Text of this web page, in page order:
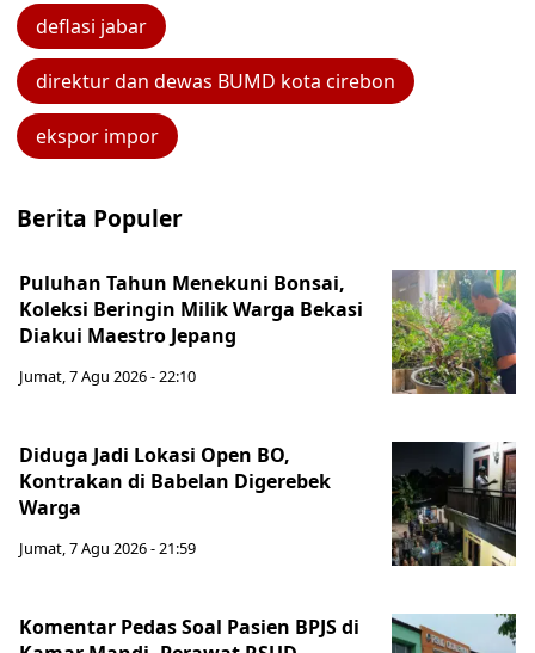
deflasi jabar
direktur dan dewas BUMD kota cirebon
ekspor impor
Berita Populer
Puluhan Tahun Menekuni Bonsai,
Koleksi Beringin Milik Warga Bekasi
Diakui Maestro Jepang
Jumat, 7 Agu 2026 - 22:10
Diduga Jadi Lokasi Open BO,
Kontrakan di Babelan Digerebek
Warga
Jumat, 7 Agu 2026 - 21:59
Komentar Pedas Soal Pasien BPJS di